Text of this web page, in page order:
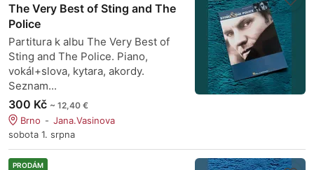
The Very Best of Sting and The
Police
Partitura k albu The Very Best of
Sting and The Police. Piano,
vokál+slova, kytara, akordy.
Seznam...
300 Kč ~ 12,40 €
Brno
Jana.Vasinova
sobota 1. srpna
PRODÁM